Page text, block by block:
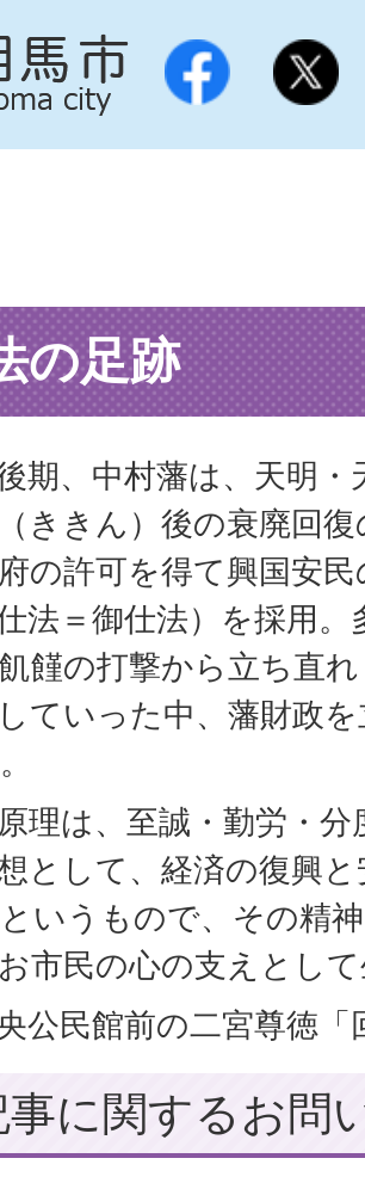
の足跡
期、中村藩は、天明・
ききん）後の衰廃回復
の許可を得て興国安民
法＝御仕法）を採用。
饉の打撃から立ち直れ
ていった中、藩財政
理は、至誠・勤労・
として、経済の復興
いうもので、その精
市民の心の支えとし
公民館前の二宮尊徳「
事に関するお問